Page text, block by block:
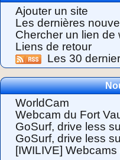
Ajouter un site
Les dernières
Chercher un lien de
Liens de retour
Les 30
WorldCam
Webcam du Fort
GoSurf, drive less
GoSurf, drive less
[IWILIVE]